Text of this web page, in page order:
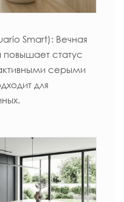
Smart): Вечная
повышает статус
серыми
для